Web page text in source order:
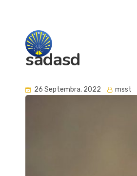
sadasd
26 Septembra, 2022 msst